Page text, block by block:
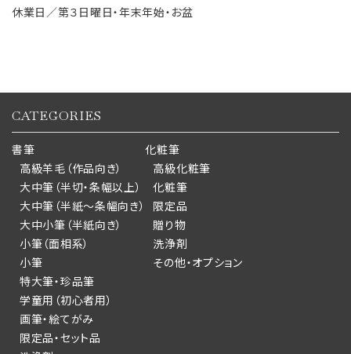
休業日／第３日曜日・年末年始・お盆
CATEGORIES
書筆
高級羊毛（作品向き）
大中筆（半切・条幅以上）
大中筆（半紙～条幅向き）
大中小筆（半紙向き）
小筆（面相系）
小筆
特大筆・珍品筆
学童用（初心者用）
画筆・絵てがみ
限定品・セット品
化粧筆
高級化粧筆
化粧筆
限定品
贈り物
洗浄剤
その他・オプション